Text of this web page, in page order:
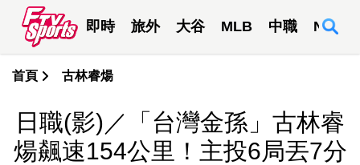
即時 旅外 大谷 MLB 中職 NBA
首頁 古林睿煬
日職(影)／「台灣金孫」古林睿
煬飆速154公里！主投6局丟7分